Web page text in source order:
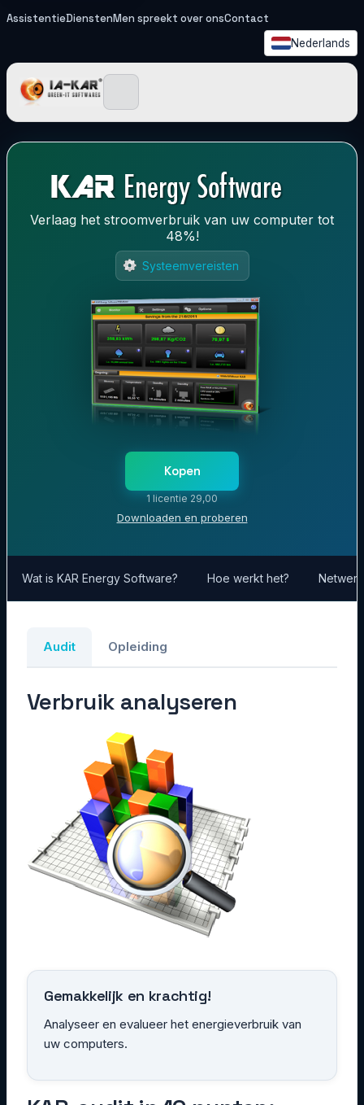
AssistentieDienstenMen spreekt over onsContact
Nederlands
IA-KAR - Green IT
Verlaag het stroomverbruik van uw computer tot
48%!
Systeemvereisten
Kopen
1 licentie 29,00
Downloaden en proberen
Wat is KAR Energy Software? Hoe werkt het?
Audit Opleiding
Verbruik analyseren
Gemakkelijk en krachtig!
Analyseer en evalueer het energieverbruik van
uw computers.